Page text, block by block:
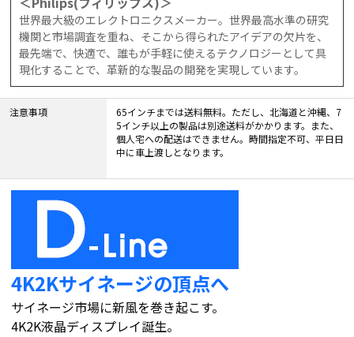
世界最大級のエレクトロニクスメーカー。世界最高水準の研究
機関と市場調査を重ね、そこから得られたアイデアの欠片を、
最先端で、快適で、誰もが手軽に使えるテクノロジーとして具
現化することで、革新的な製品の開発を実現しています。
注意事項
65インチまでは送料無料。ただし、北海道と沖縄、7
5インチ以上の製品は別途送料がかかります。また、
個人宅への配送はできません。時間指定不可、平日日
中に車上渡しとなります。
4K2Kサイネージの頂点へ
サイネージ市場に新風を巻き起こす。
4K2K液晶ディスプレイ誕生。